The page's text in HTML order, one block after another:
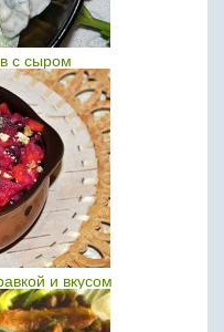
с сыром
и вкусом